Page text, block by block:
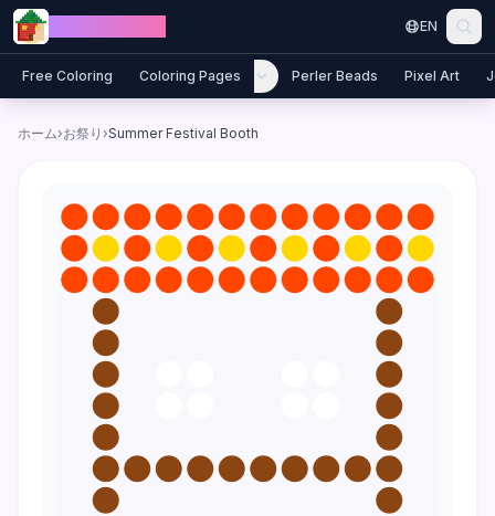
Skip to content
EN
Free Coloring Coloring Pages Perler Beads Pixel Art
ホーム›お祭り ›Summer Festival Booth